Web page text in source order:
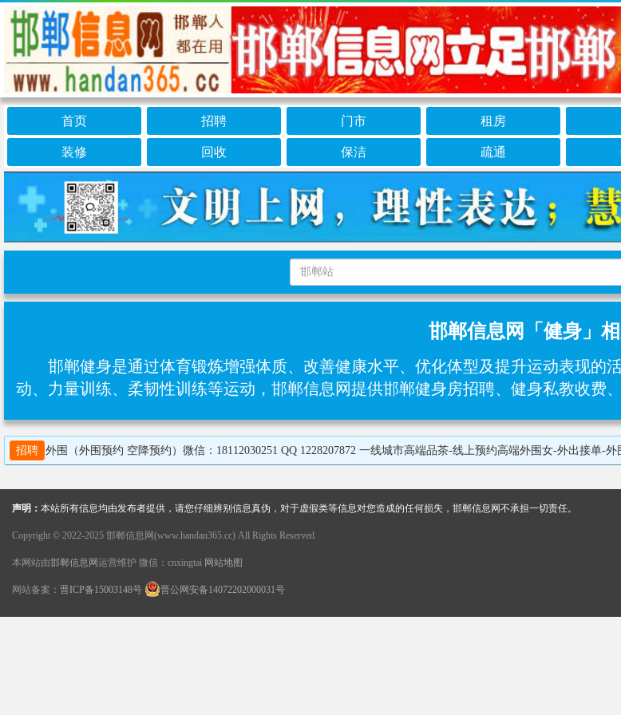
首页 招聘 门市 租房
装修 回收 保洁 疏通
邯郸信息网「健身」
邯郸健身是通过体育锻炼增强体质、改善健康水平、优化体型及提升运动表现
动、力量训练‌、柔韧性训练‌等运动，邯郸信息网提供邯郸健身房招聘、健身私教收费
招聘 外围（外围预约 空降预约）微信：18112030251 QQ 1228207872 一线城市高端品茶-线上预约高端外围女-外出接单-外围大圈预约平台 外围（外围预约）【微信：18112030251 QQ 1228207872】一二线城市外围空降资源 竭诚为高端客户（商界老板-职场
声明： 本站所有信息均由发布者提供，请您仔细辨别信息真伪，对于虚假类等信息对您造成的任何损失，邯郸信息网不承担一切责任。
Copyright © 2022-2025 邯郸信息网(www.handan365.cc) All Rights Reserved.
本网站由邯郸信息网运营维护 微信：cnxingtai 网站地图
网站备案： 晋ICP备15003148号 晋公网安备14072202000031号